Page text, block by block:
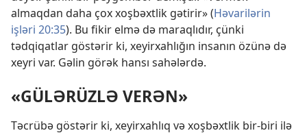
almaqdan daha çox xoşbəxtlik gətirir» (Həvarilərin
işləri 20:35). Bu fikir elmə də maraqlıdır, çünki
tədqiqatlar göstərir ki, xeyirxahlığın insanın özünə də
xeyri var. Gəlin görək hansı sahələrdə.
«GÜLƏRÜZLƏ VERƏN»
Təcrübə göstərir ki, xeyirxahlıq və xoşbəxtlik bir-biri ilə